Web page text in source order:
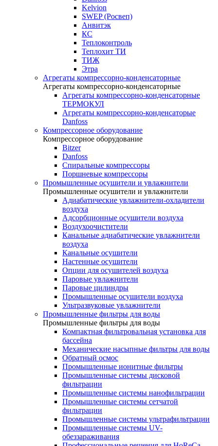
Kelvion
SWEP (Росвеп)
Анвитэк
КС
Теплоконтроль
Теплохит ТИ
ТИЖ
Этра
Агрегаты компрессорно-конденсаторные
Агрегаты компрессорно-конденсаторные
Агрегаты компрессорно-конденсаторные
ТЕРМОКУЛ
Агрегаты компрессорно-конденсаторые
Danfoss
Компрессорное оборудование
Компрессорное оборудование
Bitzer
Danfoss
Спиральные компрессоры
Поршневые компрессоры
Промышленные осушители и увлажнители
Промышленные осушители и увлажнители
Адиабатические увлажнители-охладители
воздуха
Адсорбционные осушители воздуха
Воздухоочистители
Канальные адиабатические увлажнители
воздуха
Канальные осушители
Настенные осушители
Опции для осушителей воздуха
Паровые увлажнители
Паровые цилиндры
Промышленные осушители воздуха
Ультразвуковые увлажнители
Промышленные фильтры для воды
Промышленные фильтры для воды
Компактная фильтровальная установка для
бассейна
Механические насыпные фильтры для воды
Обратный осмос
Промышленные ионитные фильтры
Промышленные системы дисковой
фильтрации
Промышленные системы нанофильтрации
Промышленные системы сетчатой
фильтрации
Промышленные системы ультрафильтрации
Промышленные системы UV-
обеззараживания